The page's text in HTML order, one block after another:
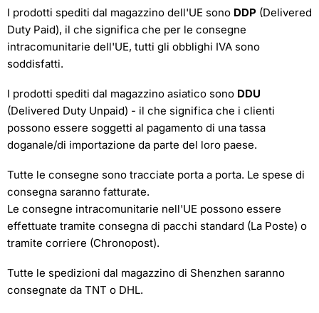
I prodotti spediti dal magazzino dell'UE sono DDP (Delivered
Duty Paid), il che significa che per le consegne
intracomunitarie dell'UE, tutti gli obblighi IVA sono
soddisfatti.
I prodotti spediti dal magazzino asiatico sono DDU
(Delivered Duty Unpaid) - il che significa che i clienti
possono essere soggetti al pagamento di una tassa
doganale/di importazione da parte del loro paese.
Tutte le consegne sono tracciate porta a porta. Le spese di
consegna saranno fatturate.
Le consegne intracomunitarie nell'UE possono essere
effettuate tramite consegna di pacchi standard (La Poste) o
tramite corriere (Chronopost).
Tutte le spedizioni dal magazzino di Shenzhen saranno
consegnate da TNT o DHL.